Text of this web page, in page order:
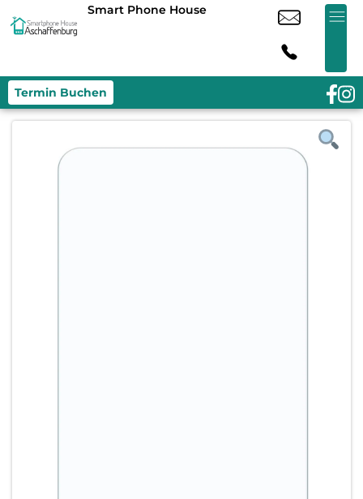
Smart Phone House
Termin Buchen